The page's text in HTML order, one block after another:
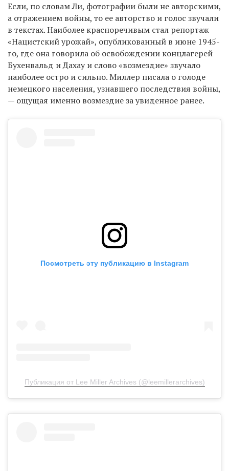
Если, по словам Ли, фотографии были не авторскими,
а отражением войны, то ее авторство и голос звучали
в текстах. Наиболее красноречивым стал репортаж
«Нацистский урожай», опубликованный в июне 1945-
го, где она говорила об освобождении концлагерей
Бухенвальд и Дахау и слово «возмездие» звучало
наиболее остро и сильно. Миллер писала о голоде
немецкого населения, узнавшего последствия войны,
— ощущая именно возмездие за увиденное ранее.
Посмотреть эту публикацию в Instagram
Публикация от Lee Miller Archives (@leemillerarchives)